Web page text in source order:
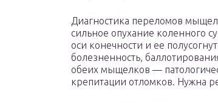
Диагностика переломов
сильное опухание коленного
оси конечности и ее
болезненность,
обеих мыщелков —
крепитации отломков. Нужна